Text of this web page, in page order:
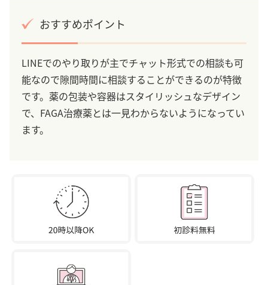
おすすめポイント
LINEでのやり取りが主でチャット形式での相談も可
能なので隙間時間に相談することができるのが特徴
です。薬の包装や容器はスタイリッシュなデザイン
で、FAGA治療薬とは一見わからないようになってい
ます。